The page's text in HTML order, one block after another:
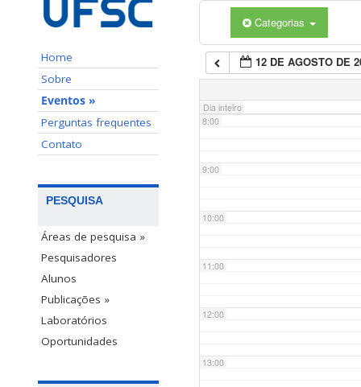
Home
Sobre
Eventos »
Perguntas frequentes
Contato
PESQUISA
Áreas de pesquisa »
Pesquisadores
Alunos
Publicações »
Laboratórios
Oportunidades
Categorias
12 DE AGOSTO DE
Dia inteiro
7:00
8:00
9:00
10:00
11:00
12:00
13:00